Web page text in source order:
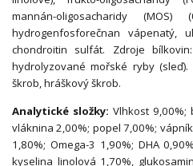
mannán-oligosacharidy (MOS)
hydrogenfosforečnan vápenatý,
chondroitin sulfát. Zdroje
hydrolyzované mořské ryby
škrob, hráškový škrob.
Analytické složky: Vlhkost 9,00%;
vláknina 2,00%; popel 7,00%;
1,80%; Omega-3 1,90%; DHA
kyselina linolová 1,70%,